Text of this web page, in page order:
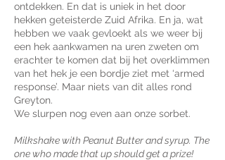
ontdekken. En dat is uniek in het door
hekken geteisterde Zuid Afrika. En ja, wat
hebben we vaak gevloekt als we weer bij
een hek aankwamen na uren zweten om
erachter te komen dat bij het overklimmen
van het hek je een bordje ziet met ‘armed
response’. Maar niets van dit alles rond
Greyton.
We slurpen nog even aan onze sorbet.
Milkshake with Peanut Butter and syrup. The
one who made that up should get a prize!